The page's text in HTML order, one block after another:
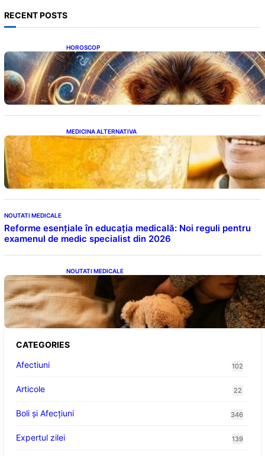
RECENT POSTS
HOROSCOP
Portalul Leului 8/8: Oportunități de
Abundență pentru Cinci Zodii în 2026
MEDICINA ALTERNATIVA
Cele cinci băuturi esențiale pentru
menținerea glicemiei sub control pe timpul
nopții: Ghidul specialistului
NOUTATI MEDICALE
Reforme esențiale în educația medicală: Noi reguli pentru
examenul de medic specialist din 2026
NOUTATI MEDICALE
Somnul Sănătos: Câte Ore Trebuie Să Dormi
în Funcție de Vârstă și Impactul Asupra
Sănătății
CATEGORIES
Afectiuni
102
Articole 22
Boli și Afecțiuni 346
Expertul zilei 139